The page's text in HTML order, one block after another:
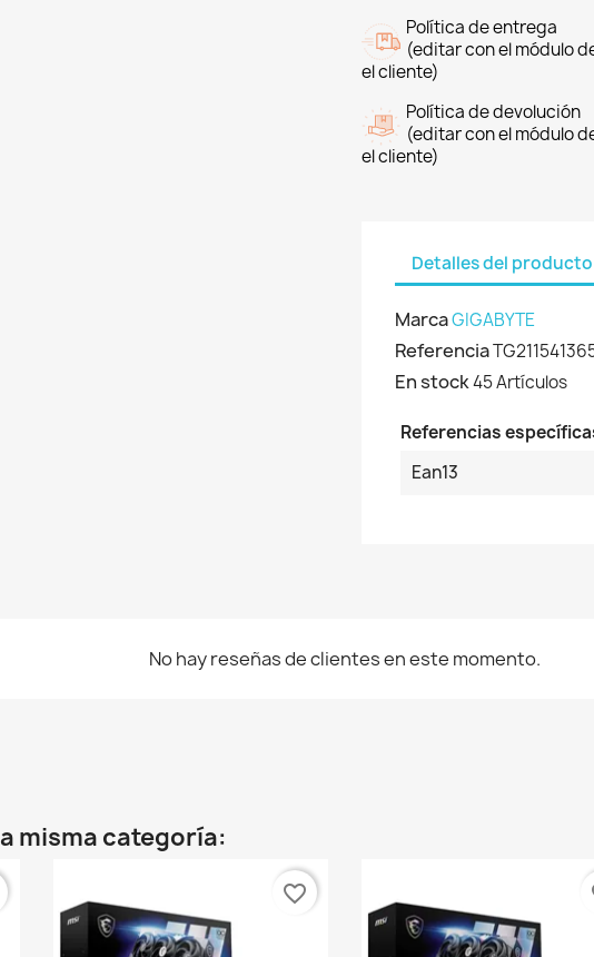
Política de entrega
(editar con el módulo
el cliente)
Política de devolución
(editar con el módulo
el cliente)
Detalles del producto
MarcaGIGABYTE
Referencia
En stock45 Artículos
Referencias
Ean13
No hay reseñas de clientes en este momento.
misma categoría:
favorite_border